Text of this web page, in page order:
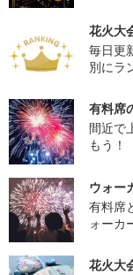
花火大
毎日更
別にラ
有料席
間近で
もう！
ウォー
有料席
ォーカ
花火大